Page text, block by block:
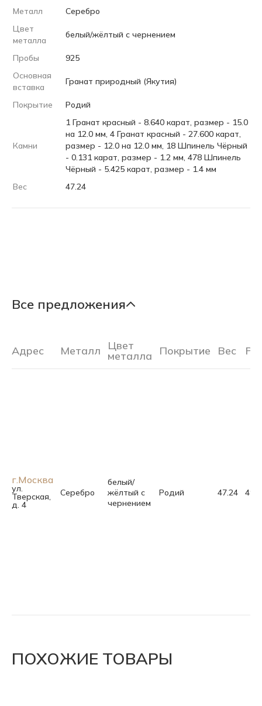
Металл
Серебро
Цвет
металла
белый/жёлтый с чернением
Пробы
925
Основная
вставка
Гранат природный (Якутия)
Покрытие Родий
Камни
1 Гранат красный - 8.640 карат, размер - 15.0
на 12.0 мм, 4 Гранат красный - 27.600 карат,
размер - 12.0 на 12.0 мм, 18 Шпинель Чёрный
- 0.131 карат, размер - 1.2 мм, 478 Шпинель
Чёрный - 5.425 карат, размер - 1.4 мм
Вес
47.24
Все предложения
Адрес Металл Цвет
металла Покрытие Вес
г.Москва
ул.
Тверская,
д. 4
Серебро
белый/
жёлтый с
чернением
Родий 47.24 49.0
ПОХОЖИЕ ТОВАРЫ